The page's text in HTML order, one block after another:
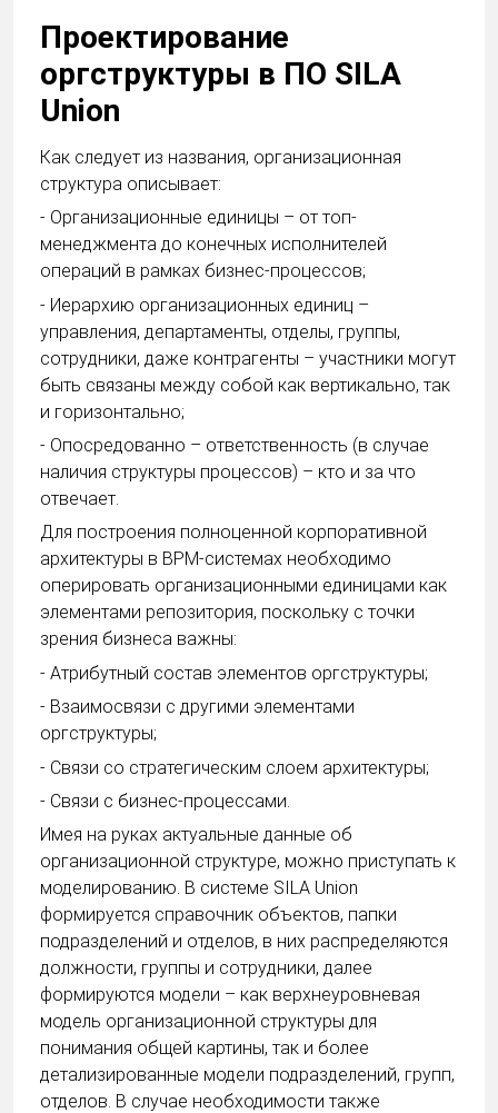
Проектирование
оргструктуры в ПО SILA
Union
Как следует из названия, организационная
структура описывает:
- Организационные единицы – от топ-
менеджмента до конечных исполнителей
операций в рамках бизнес-процессов;
- Иерархию организационных единиц –
управления, департаменты, отделы, группы,
сотрудники, даже контрагенты – участники могут
быть связаны между собой как вертикально, так
и горизонтально;
- Опосредованно – ответственность (в случае
наличия структуры процессов) – кто и за что
отвечает.
Для построения полноценной корпоративной
архитектуры в BPM-системах необходимо
оперировать организационными единицами как
элементами репозитория, поскольку с точки
зрения бизнеса важны:
- Атрибутный состав элементов оргструктуры;
- Взаимосвязи с другими элементами
оргструктуры;
- Связи со стратегическим слоем архитектуры;
- Связи с бизнес-процессами.
Имея на руках актуальные данные об
организационной структуре, можно приступать к
моделированию. В системе SILA Union
формируется справочник объектов, папки
подразделений и отделов, в них распределяются
должности, группы и сотрудники, далее
формируются модели – как верхнеуровневая
модель организационной структуры для
понимания общей картины, так и более
детализированные модели подразделений, групп,
отделов. В случае необходимости также